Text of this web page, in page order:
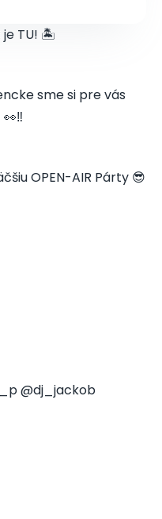
je TU! 🏝️
sme si pre vás
OPEN-AIR Párty 😎
@dj_jackob